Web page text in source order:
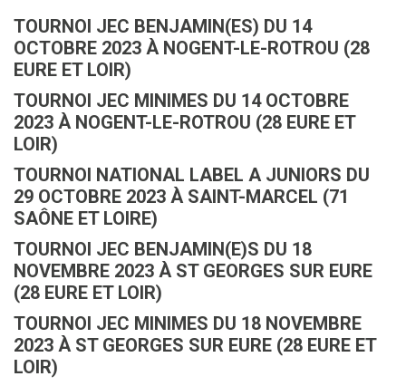
TOURNOI JEC BENJAMIN(ES) DU 14
OCTOBRE 2023 À NOGENT-LE-ROTROU (28
EURE ET LOIR)
TOURNOI JEC MINIMES DU 14 OCTOBRE
2023 À NOGENT-LE-ROTROU (28 EURE ET
LOIR)
TOURNOI NATIONAL LABEL A JUNIORS DU
29 OCTOBRE 2023 À SAINT-MARCEL (71
SAÔNE ET LOIRE)
TOURNOI JEC BENJAMIN(E)S DU 18
NOVEMBRE 2023 À ST GEORGES SUR EURE
(28 EURE ET LOIR)
TOURNOI JEC MINIMES DU 18 NOVEMBRE
2023 À ST GEORGES SUR EURE (28 EURE ET
LOIR)